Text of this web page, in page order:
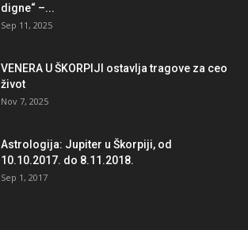
digne“ –...
Sep 11, 2025
VENERA U ŠKORPIJI ostavlja tragove za ceo
život
Nov 7, 2025
Astrologija: Jupiter u Škorpiji, od
10.10.2017. do 8.11.2018.
Sep 1, 2017